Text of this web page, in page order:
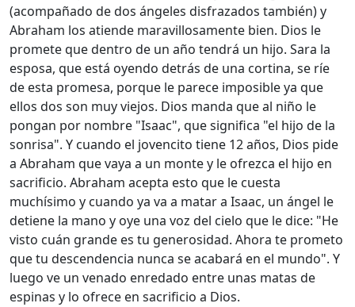
(acompañado de dos ángeles disfrazados también) y
Abraham los atiende maravillosamente bien. Dios le
promete que dentro de un año tendrá un hijo. Sara la
esposa, que está oyendo detrás de una cortina, se ríe
de esta promesa, porque le parece imposible ya que
ellos dos son muy viejos. Dios manda que al niño le
pongan por nombre "Isaac", que significa "el hijo de la
sonrisa". Y cuando el jovencito tiene 12 años, Dios pide
a Abraham que vaya a un monte y le ofrezca el hijo en
sacrificio. Abraham acepta esto que le cuesta
muchísimo y cuando ya va a matar a Isaac, un ángel le
detiene la mano y oye una voz del cielo que le dice: "He
visto cuán grande es tu generosidad. Ahora te prometo
que tu descendencia nunca se acabará en el mundo". Y
luego ve un venado enredado entre unas matas de
espinas y lo ofrece en sacrificio a Dios.